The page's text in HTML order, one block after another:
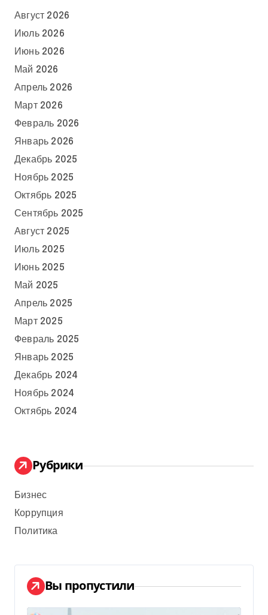
Август 2026
Июль 2026
Июнь 2026
Май 2026
Апрель 2026
Март 2026
Февраль 2026
Январь 2026
Декабрь 2025
Ноябрь 2025
Октябрь 2025
Сентябрь 2025
Август 2025
Июль 2025
Июнь 2025
Май 2025
Апрель 2025
Март 2025
Февраль 2025
Январь 2025
Декабрь 2024
Ноябрь 2024
Октябрь 2024
Рубрики
Бизнес
Коррупция
Политика
Вы пропустили